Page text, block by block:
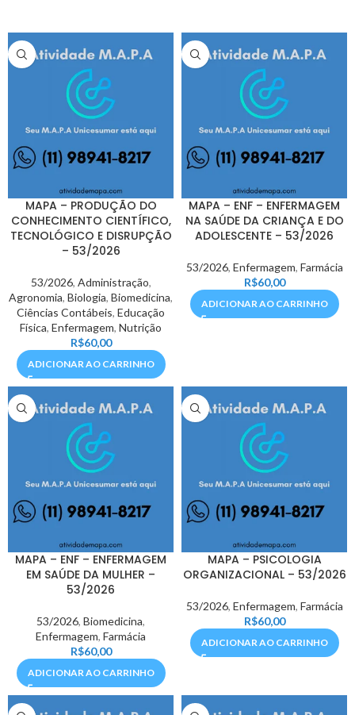
MAPA – PRODUÇÃO DO
CONHECIMENTO CIENTÍFICO,
TECNOLÓGICO E DISRUPÇÃO
– 53/2026
53/2026, Administração,
Agronomia, Biologia, Biomedicina,
Ciências Contábeis, Educação
Física, Enfermagem, Nutrição
R$60,00
ADICIONAR AO CARRINHO
MAPA – ENF – ENFERMAGEM
NA SAÚDE DA CRIANÇA E DO
ADOLESCENTE – 53/2026
53/2026, Enfermagem, Farmácia
R$60,00
ADICIONAR AO CARRINHO
MAPA – ENF – ENFERMAGEM
EM SAÚDE DA MULHER –
53/2026
53/2026, Biomedicina,
Enfermagem, Farmácia
R$60,00
ADICIONAR AO CARRINHO
MAPA – PSICOLOGIA
ORGANIZACIONAL – 53/2026
53/2026, Enfermagem, Farmácia
R$60,00
ADICIONAR AO CARRINHO